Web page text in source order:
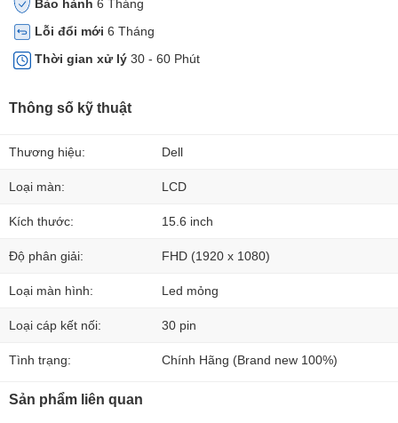
Bảo hành 6 Tháng
Lỗi đổi mới 6 Tháng
Thời gian xử lý 30 - 60 Phút
Thông số kỹ thuật
Thương hiệu: Dell
Loại màn: LCD
Kích thước: 15.6 inch
Độ phân giải: FHD (1920 x 1080)
Loại màn hình: Led mỏng
Loại cáp kết nối: 30 pin
Tình trạng: Chính Hãng (Brand new 100%)
Sản phẩm liên quan